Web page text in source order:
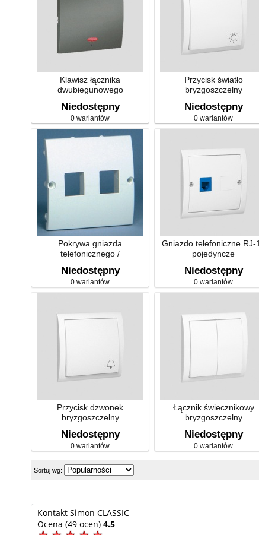
Klawisz łącznika
dwubiegunowego
Niedostępny
0 wariantów
Przycisk światło
bryzgoszczelny
Niedostępny
0 wariantów
Pokrywa gniazda
telefonicznego /
Niedostępny
0 wariantów
Gniazdo telefoniczne RJ-
pojedyncze
Niedostępny
0 wariantów
Przycisk dzwonek
bryzgoszczelny
Niedostępny
0 wariantów
Łącznik świecznikowy
bryzgoszczelny
Niedostępny
0 wariantów
Sortuj wg:
Kontakt Simon CLASSIC
Ocena (49 ocen) 4.5